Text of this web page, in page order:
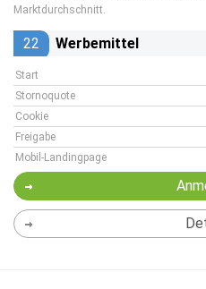
Marktdurchschnitt.
22 Werbemittel
Start
Stornoquote
Cookie
Freigabe
Mobil-Landingpage